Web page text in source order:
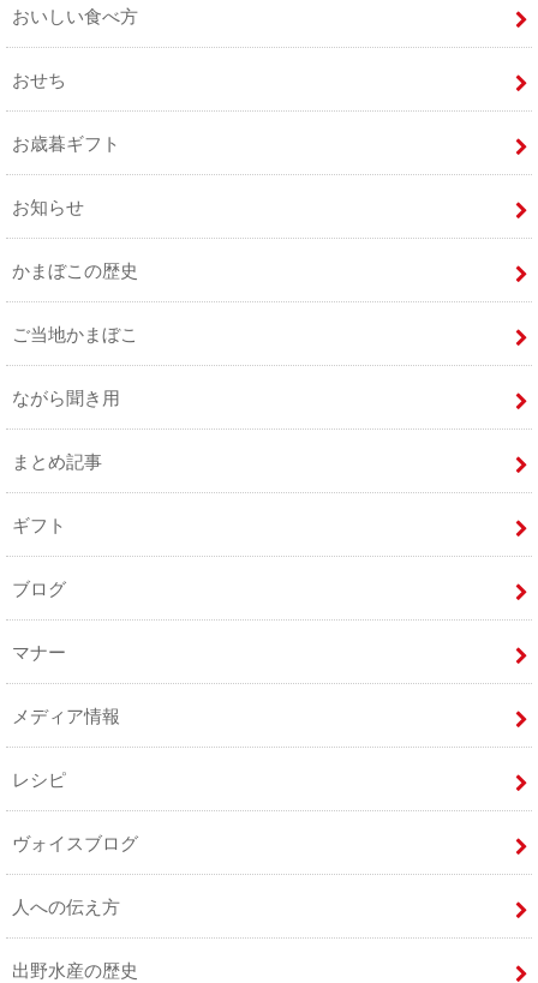
おいしい食べ方
おせち
お歳暮ギフト
お知らせ
かまぼこの歴史
ご当地かまぼこ
ながら聞き用
まとめ記事
ギフト
ブログ
マナー
メディア情報
レシピ
ヴォイスブログ
人への伝え方
出野水産の歴史